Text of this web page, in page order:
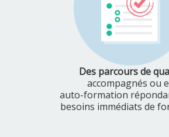
Des parcours de
accompagnés ou
auto-formation
besoins immédiats de